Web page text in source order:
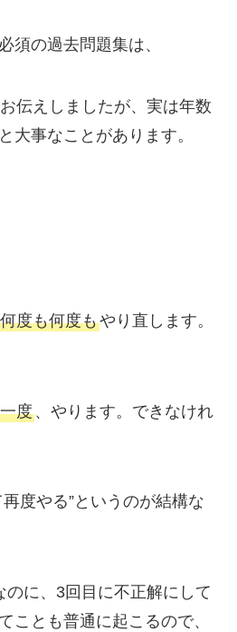
須の過去問題集は、
伝えしましたが、実は年数
大事なことがあります。
度も何度もやり直します。
度、やります。できなけれ
度やる”というのが結構な
のに、3回目に不正解にして
ことも普通に起こるので、